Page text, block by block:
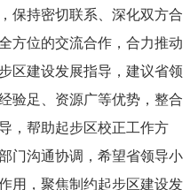
保持密切联系、深化双方合
方位的交流合作，合力推动
区建设发展指导，建议省领
验足、资源广等优势，整合
，帮助起步区校正工作方
门沟通协调，希望省领导小
用，聚焦制约起步区建设发